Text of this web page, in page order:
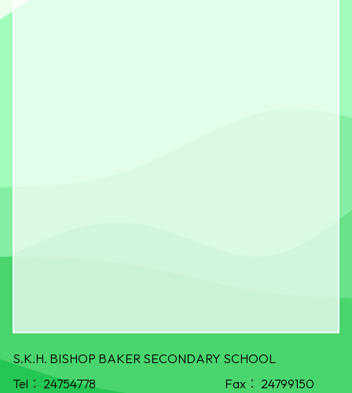
S.K.H. BISHOP BAKER SECONDARY SCHOOL
Tel： 24754778 Fax： 24799150